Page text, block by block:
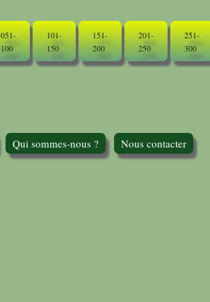
051-
100
101-
150
151-
200
201-
250
251-
300
Qui sommes-nous ? Nous contacter